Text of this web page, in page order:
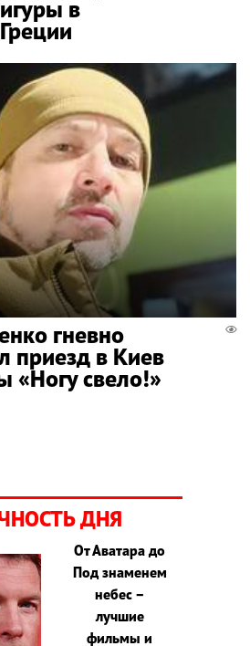
в
гневно
приезд в Киев
«Ногу свело!»
ДНЯ
От Аватара до
Под знаменем
небес –
лучшие
фильмы и